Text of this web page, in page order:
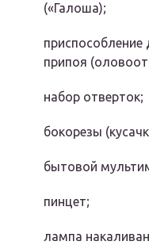
(«Галоша);
приспособление
припоя
набор отверток;
бокорезы
бытовой
пинцет;
лампа